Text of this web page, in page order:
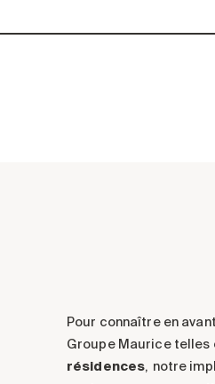
Pour connaître en
Groupe Maurice telles
résidences, notre